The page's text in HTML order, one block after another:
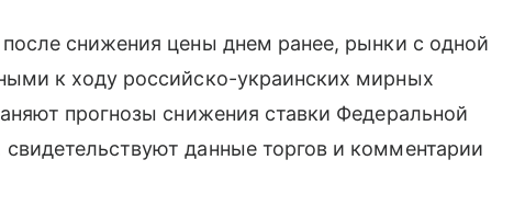
снижения цены днем ранее, рынки с одной
к ходу российско-украинских мирных
прогнозы снижения ставки Федеральной
данные торгов и комментарии